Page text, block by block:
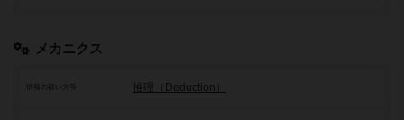
メカニクス
推理（Deduction）